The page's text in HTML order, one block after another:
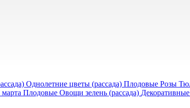
Однолетние цветы (рассада) Плодовые Розы
Плодовые Овощи зелень (рассада)